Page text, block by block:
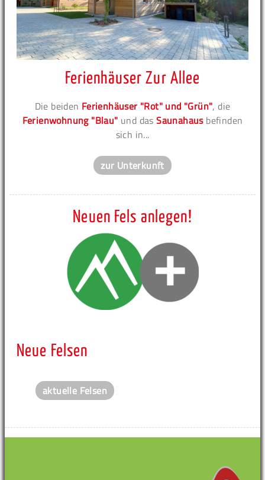
Ferienhäuser Zur Allee
Die beiden Ferienhäuser "Rot" und "Grün", die
Ferienwohnung "Blau" und dasSaunahausbefinden
sich in...
zur Unterkunft
Neuen Fels anlegen!
Neue Felsen
aktuelle Felsen